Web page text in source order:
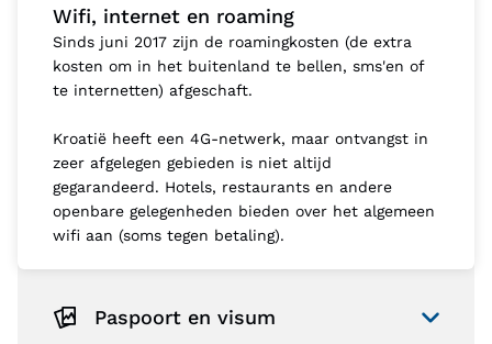
Wifi, internet en roaming
Sinds juni 2017 zijn de roamingkosten (de extra
kosten om in het buitenland te bellen, sms'en of
te internetten) afgeschaft.
Kroatië heeft een 4G-netwerk, maar ontvangst in
zeer afgelegen gebieden is niet altijd
gegarandeerd. Hotels, restaurants en andere
openbare gelegenheden bieden over het algemeen
wifi aan (soms tegen betaling).
Paspoort en visum